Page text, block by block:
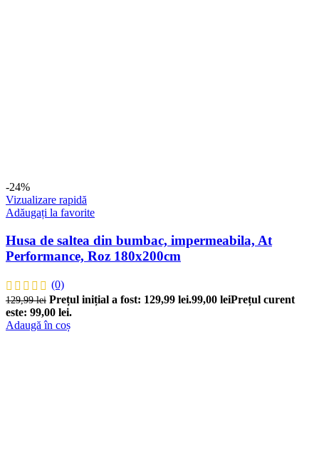
-24%
Vizualizare rapidă
Adăugați la favorite
Husa de saltea din bumbac, impermeabila, At
Performance, Roz 180x200cm
(0)
129,99lei Prețul inițial a fost: 129,99 lei.99,00 leiPrețul curent
este: 99,00 lei.
Adaugă în coș